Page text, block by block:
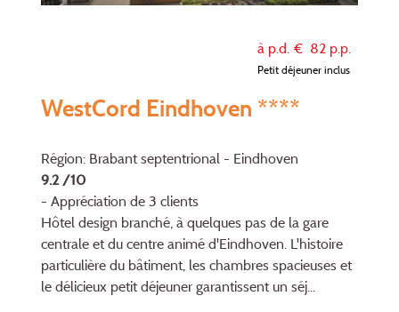
à p.d. € 82 p.p.
Petit déjeuner inclus
WestCord Eindhoven ****
Région: Brabant septentrional - Eindhoven
9.2 /10
- Appréciation de 3 clients
Hôtel design branché, à quelques pas de la gare
centrale et du centre animé d'Eindhoven. L'histoire
particulière du bâtiment, les chambres spacieuses et
le délicieux petit déjeuner garantissent un séj...